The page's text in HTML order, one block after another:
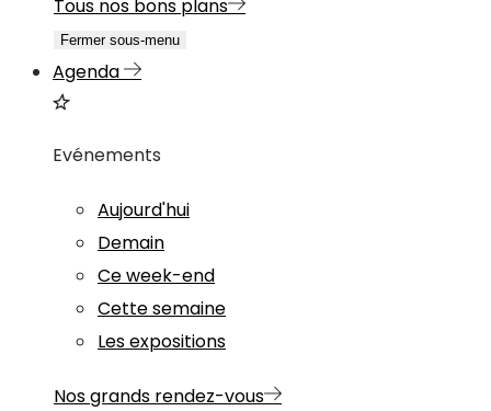
Tous nos bons plans
Fermer sous-menu
Agenda
Evénements
Aujourd'hui
Demain
Ce week-end
Cette semaine
Les expositions
Nos grands rendez-vous